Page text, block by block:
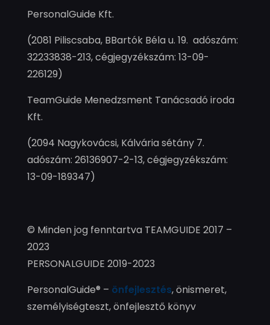
PersonalGuide Kft.
(2081 Piliscsaba, BBartók Béla u. 19. adószám:
32233838-213, cégjegyzékszám: 13-09-
226129)
TeamGuide Menedzsment Tanácsadó iroda
Kft.
(2094 Nagykovácsi, Kálvária sétány 7.
adószám: 26136907-2-13, cégjegyzékszám:
13-09-189347)
© Minden jog fenntartva TEAMGUIDE 2017 –
2023
PERSONALGUIDE 2019-2023
PersonalGuide® – önfejlesztés, önismeret,
személyiségteszt, önfejlesztő könyv